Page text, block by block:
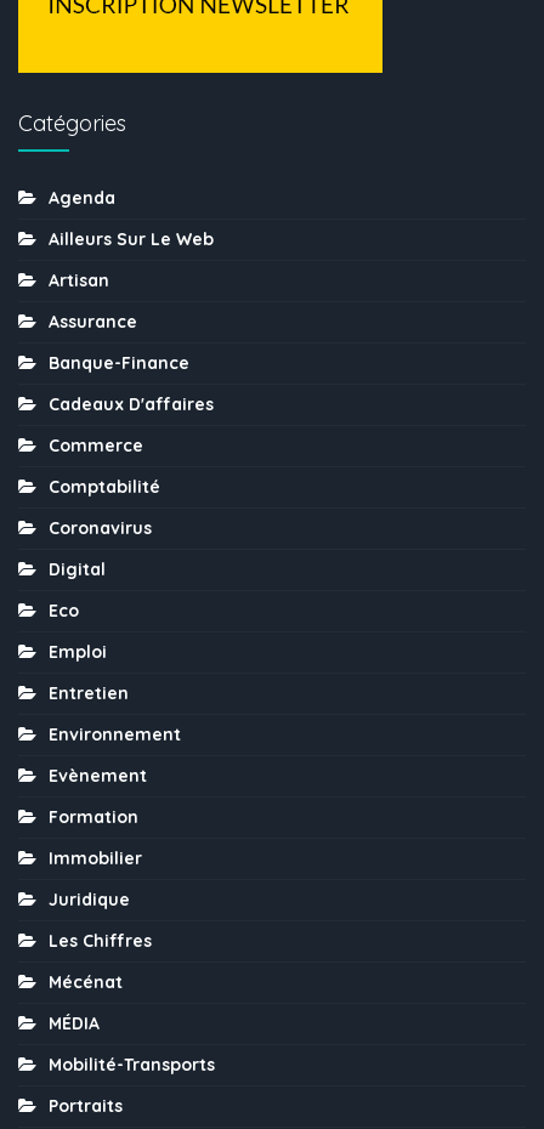
Catégories
Agenda
Ailleurs Sur Le Web
Artisan
Assurance
Banque-Finance
Cadeaux D'affaires
Commerce
Comptabilité
Coronavirus
Digital
Eco
Emploi
Entretien
Environnement
Evènement
Formation
Immobilier
Juridique
Les Chiffres
Mécénat
MÉDIA
Mobilité-Transports
Portraits